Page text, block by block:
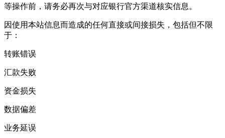
等操作前，请务必再次与对应银行官方渠道核实信息。
因使用本站信息而造成的任何直接或间接损失，包括但不限
于：
转账错误
汇款失败
资金损失
数据偏差
业务延误